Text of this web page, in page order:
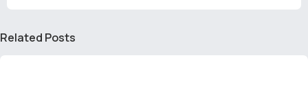
Related Posts